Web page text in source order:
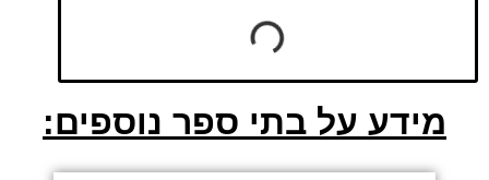
מידע על בתי ספר נוספים: